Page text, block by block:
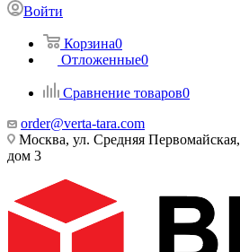
Войти
Корзина0
Отложенные0
Сравнение товаров0
order@verta-tara.com
Москва, ул. Средняя Первомайская,
дом 3